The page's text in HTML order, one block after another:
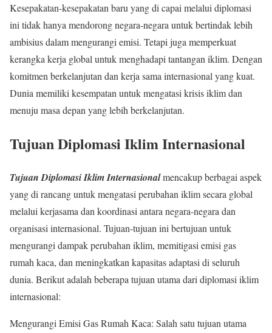
Kesepakatan-kesepakatan baru yang di capai melalui diplomasi
ini tidak hanya mendorong negara-negara untuk bertindak lebih
ambisius dalam mengurangi emisi. Tetapi juga memperkuat
kerangka kerja global untuk menghadapi tantangan iklim. Dengan
komitmen berkelanjutan dan kerja sama internasional yang kuat.
Dunia memiliki kesempatan untuk mengatasi krisis iklim dan
menuju masa depan yang lebih berkelanjutan.
Tujuan Diplomasi Iklim Internasional
Tujuan Diplomasi Iklim Internasionalmencakup berbagai aspek
yang di rancang untuk mengatasi perubahan iklim secara global
melalui kerjasama dan koordinasi antara negara-negara dan
organisasi internasional. Tujuan-tujuan ini bertujuan untuk
mengurangi dampak perubahan iklim, memitigasi emisi gas
rumah kaca, dan meningkatkan kapasitas adaptasi di seluruh
dunia. Berikut adalah beberapa tujuan utama dari diplomasi iklim
internasional:
Mengurangi Emisi Gas Rumah Kaca: Salah satu tujuan utama